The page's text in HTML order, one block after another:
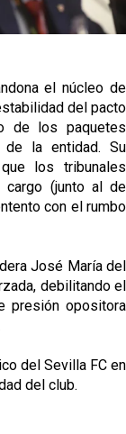
la
el núcleo de
del pacto
de los paquetes
de la entidad. Su
los tribunales
cargo (junto al de
con el rumbo
José María del
debilitando el
presión opositora
del Sevilla FC en
del club.